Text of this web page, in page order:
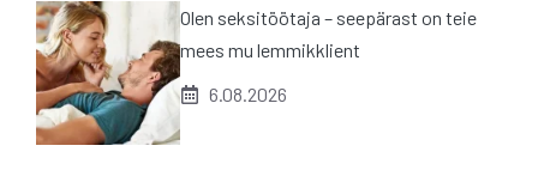
Olen seksitöötaja – seepärast on teie
mees mu lemmikklient
6.08.2026